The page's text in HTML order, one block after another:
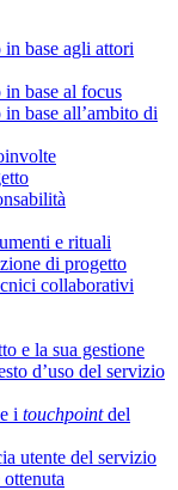
base agli attori
base al focus
base all’ambito di
e rituali
di progetto
collaborativi
e la sua gestione
d’uso del servizio
i touchpointdel
utente del servizio